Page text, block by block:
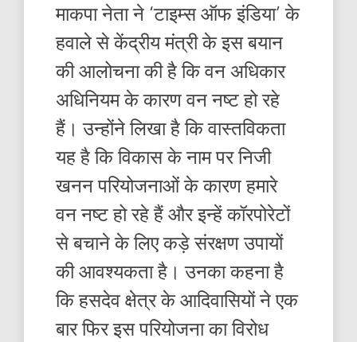
माकपा नेता ने ‘टाइम्स ऑफ इंडिया’ के
हवाले से केंद्रीय मंत्री के इस बयान
की आलोचना की है कि वन अधिकार
अधिनियम के कारण वन नष्ट हो रहे
हैं। उन्होंने लिखा है कि वास्तविकता
यह है कि विकास के नाम पर निजी
खनन परियोजनाओं के कारण हमारे
वन नष्ट हो रहे हैं और इन्हें कॉरपोरेटों
से बचाने के लिए कड़े संरक्षण उपायों
की आवश्यकता है। उनका कहना है
कि हसदेव क्षेत्र के आदिवासियों ने एक
बार फिर इस परियोजना का विरोध